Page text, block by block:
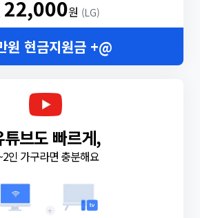
22,000원 (LG)
원 현금지원금 +@
튜브도 빠르게,
인 가구라면 충분해요
+